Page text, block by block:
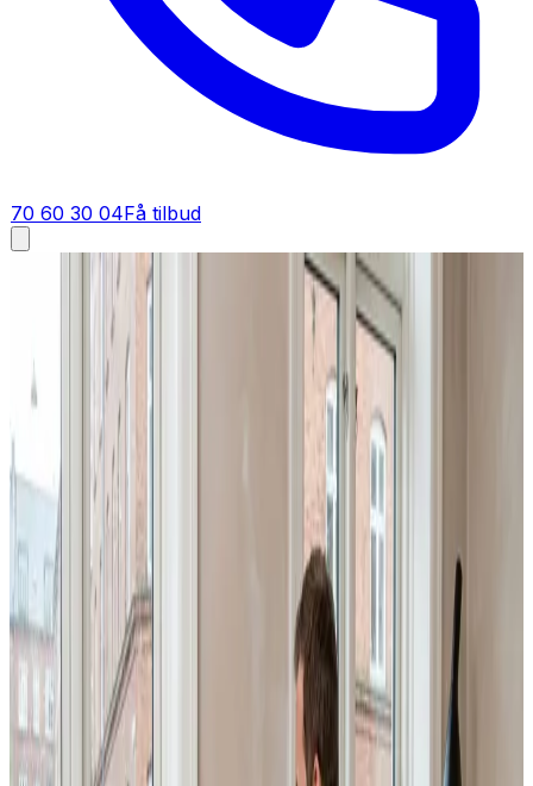
70 60 30 04Få tilbud
Ventilation tilbud i
Få tilbud på ventilation i Bogense
Indhent et skarpt tilbud på ventilation i Bogense og
omegn. Du får én samlet pris uden skjulte gebyrer, så du
kan sammenligne og vælge med ro i maven.